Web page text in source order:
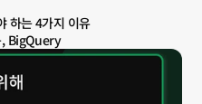
하는 4가지 이유
, BigQuery